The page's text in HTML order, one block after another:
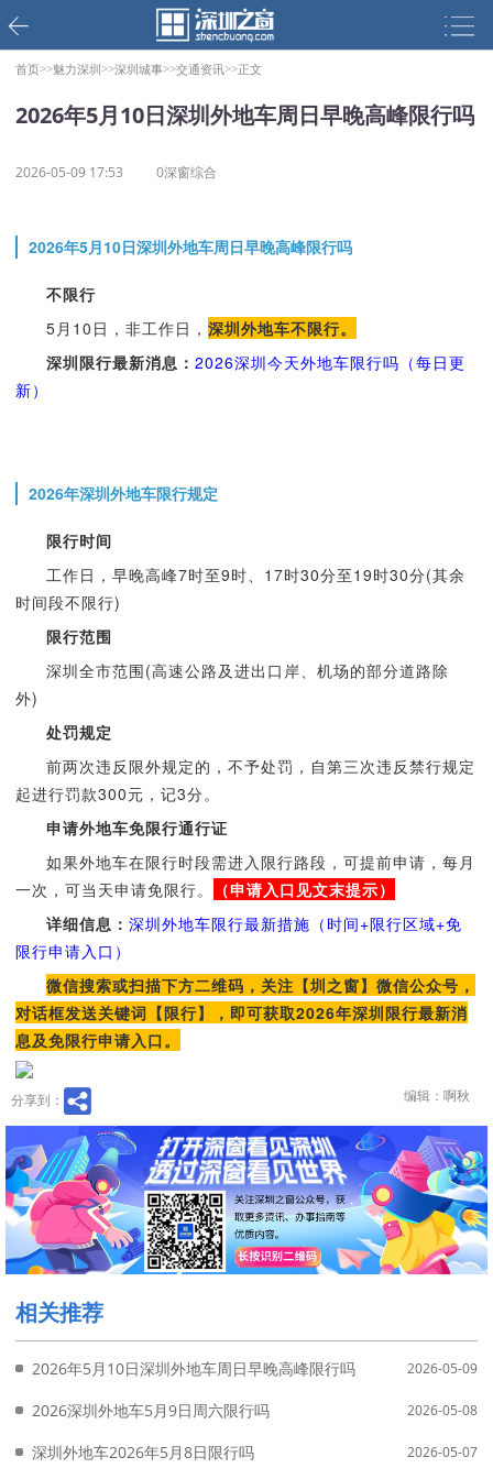
首页>>魅力深圳>>深圳城事>>交通资讯>>正文
2026年5月10日深圳外地车周日早晚高峰限行吗
2026-05-09 17:53 0深窗综合
2026年5月10日深圳外地车周日早晚高峰限行吗
不限行
5月10日，非工作日， 深圳外地车不限行。
深圳限行最新消息： 2026深圳今天外地车限行吗（每日更
新）
2026年深圳外地车限行规定
限行时间
工作日，早晚高峰7时至9时、17时30分至19时30分(其余
时间段不限行)
限行范围
深圳全市范围(高速公路及进出口岸、机场的部分道路除
外)
处罚规定
前两次违反限外规定的，不予处罚，自第三次违反禁行规定
起进行罚款300元，记3分。
申请外地车免限行通行证
如果外地车在限行时段需进入限行路段，可提前申请，每月
一次，可当天申请免限行。
（申请入口见文末提示）
详细信息： 深圳外地车限行最新措施（时间+限行区域+免
限行申请入口）
微信搜索或扫描下方二维码，关注【圳之窗】微信公众号，
对话框发送关键词【限行】，即可获取2026年深圳限行最新消
息及免限行申请入口。
分享到： 编辑：啊秋
相关推荐
2026年5月10日深圳外地车周日早晚高峰限行吗 2026-05-09
2026深圳外地车5月9日周六限行吗 2026-05-08
深圳外地车2026年5月8日限行吗 2026-05-07